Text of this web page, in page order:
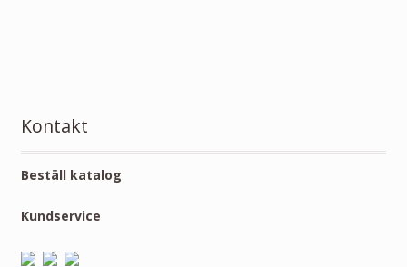
Kontakt
Beställ katalog
Kundservice